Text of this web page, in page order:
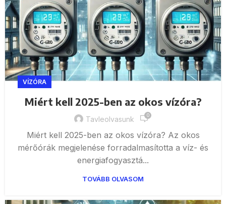
VÍZÓRA
Miért kell 2025-ben az okos vízóra?
Tavleolvasunk 0
Miért kell 2025-ben az okos vízóra? Az okos
mérőórák megjelenése forradalmasította a víz- és
energiafogyasztá...
TOVÁBB OLVASOM